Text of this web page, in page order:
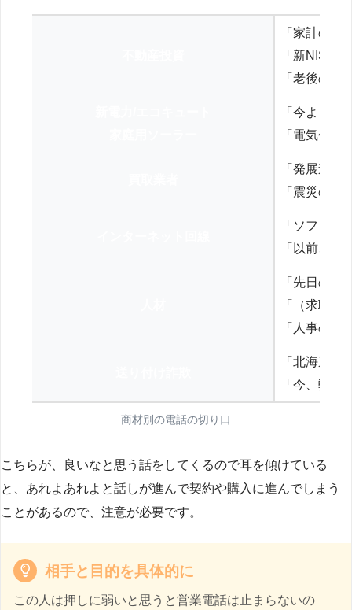
「家計の見
「新NISA
「老後の
「今より
「電気代を
「発展途
「震災の
「ソフト
「以前、
「先日の
「（求職
「人事の方
「北海道
「今、弊
商材別の電話の切り口
こちらが、良いなと思う話をしてくるので耳を傾けている
と、あれよあれよと話しが進んで契約や購入に進んでしまう
ことがあるので、注意が必要です。
相手と目的を具体的に
この人は押しに弱いと思うと営業電話は止まらないの